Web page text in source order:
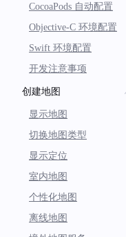
CocoaPods 自动配置
Objective-C 环境配置
Swift 环境配置
开发注意事项
创建地图
显示地图
切换地图类型
显示定位
室内地图
个性化地图
离线地图